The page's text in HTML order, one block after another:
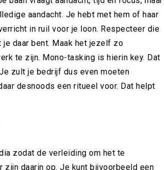
aandacht. Je hebt met hem of haar
in ruil voor je loon. Respecteer die
daar bent. Maak het jezelf zo
te zijn. Mono-tasking is hierin key. Dat
zult je bedrijf dus even moeten
desnoods een ritueel voor. Dat helpt
zodat de verleiding om het te
daarin op. Je kunt bijvoorbeeld een